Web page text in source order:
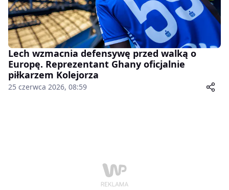
Lech wzmacnia defensywę przed walką o
Europę. Reprezentant Ghany oficjalnie
piłkarzem Kolejorza
25 czerwca 2026, 08:59